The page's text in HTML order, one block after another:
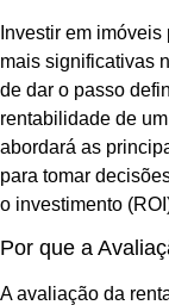
Investir em
mais significativas
de dar o passo
rentabilidade de
abordará as
para tomar
o investimento
Por que a
A avaliação da